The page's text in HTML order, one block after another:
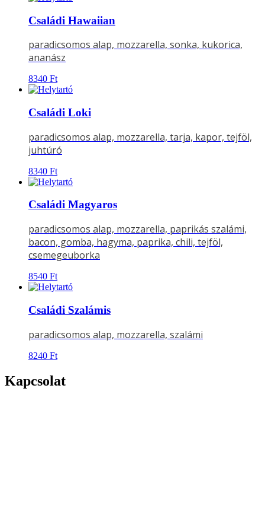
Családi Hawaiian
paradicsomos alap, mozzarella, sonka, kukorica,
ananász
8340 Ft
Családi Loki
paradicsomos alap, mozzarella, tarja, kapor, tejföl,
juhtúró
8340 Ft
Családi Magyaros
paradicsomos alap, mozzarella, paprikás szalámi,
bacon, gomba, hagyma, paprika, chili, tejföl,
csemegeuborka
8540 Ft
Családi Szalámis
paradicsomos alap, mozzarella, szalámi
8240 Ft
Kapcsolat